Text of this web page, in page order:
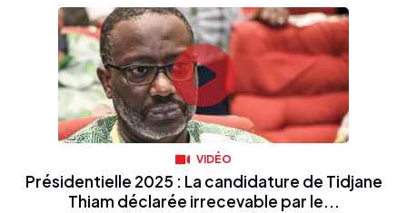
VIDÉO
Présidentielle 2025 : La candidature de Tidjane
Thiam déclarée irrecevable par le...